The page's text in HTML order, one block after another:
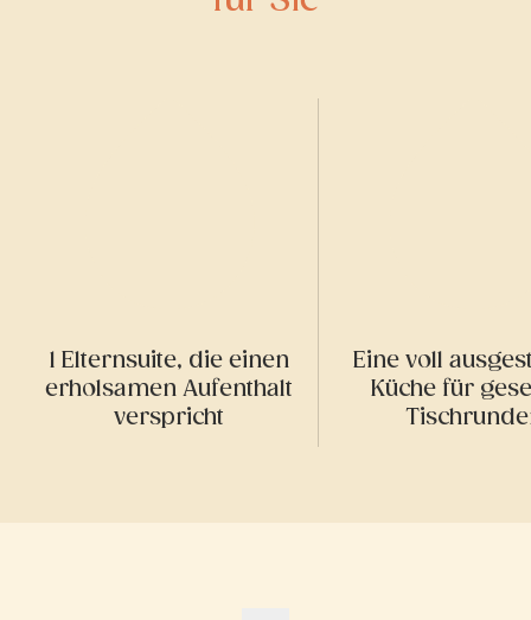
1 Elternsuite, die einen
erholsamen Aufenthalt
verspricht
Eine voll
Küche für